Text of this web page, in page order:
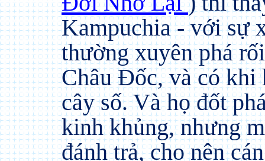
Kampuchia - với sự
thường xuyên phá
Châu Đốc, và có khi
cây số. Và họ đốt
kinh khủng, nhưng
đánh trả, cho nên